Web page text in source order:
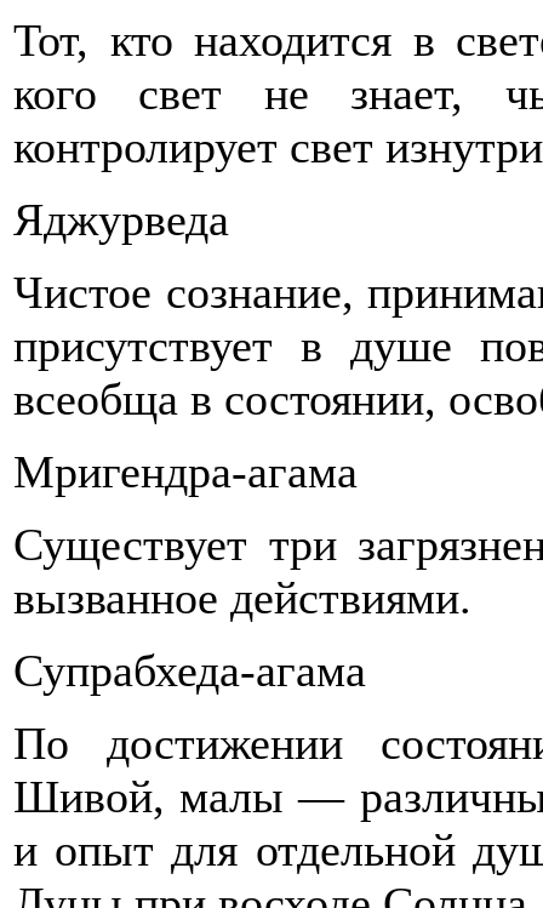
Тот, кто находится в
кого свет не знает,
контролирует свет
Яджурведа
Чистое сознание,
присутствует в душе
всеобща в состоянии,
Мригендра-агама
Существует три
вызванное действиями.
Супрабхеда-агама
По достижении
Шивой, малы —
и опыт для отдельной